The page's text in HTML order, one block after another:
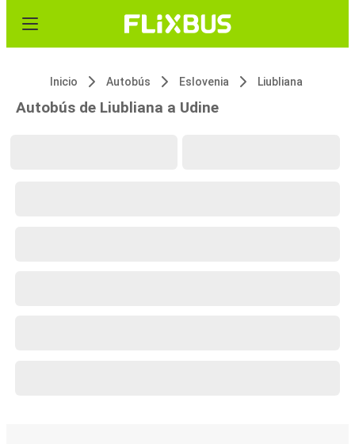
Inicio Autobús Eslovenia Liubliana
Autobús de Liubliana a Udine